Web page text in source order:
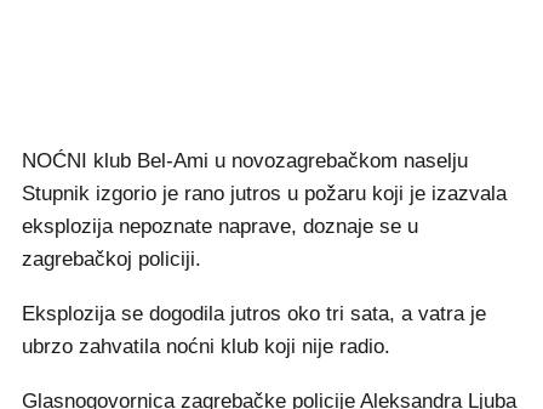
NOĆNI klub Bel-Ami u novozagrebačkom naselju
Stupnik izgorio je rano jutros u požaru koji je izazvala
eksplozija nepoznate naprave, doznaje se u
zagrebačkoj policiji.
Eksplozija se dogodila jutros oko tri sata, a vatra je
ubrzo zahvatila noćni klub koji nije radio.
Glasnogovornica zagrebačke policije Aleksandra Ljuba